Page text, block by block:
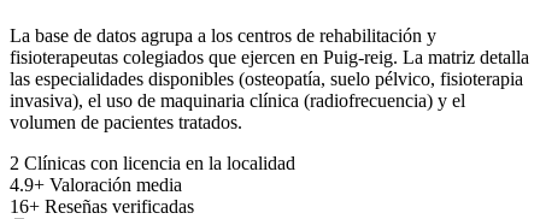
La base de datos agrupa a los centros de rehabilitación y
fisioterapeutas colegiados que ejercen en Puig-reig. La matriz detalla
las especialidades disponibles (osteopatía, suelo pélvico, fisioterapia
invasiva), el uso de maquinaria clínica (radiofrecuencia) y el
volumen de pacientes tratados.
2 Clínicas con licencia en la localidad
4.9+ Valoración media
16+ Reseñas verificadas